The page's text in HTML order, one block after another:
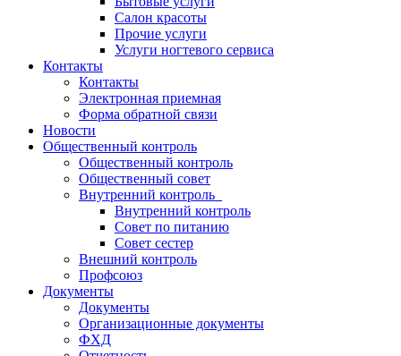
Салон красоты
Прочие услуги
Услуги ногтевого сервиса
Контакты
Контакты
Электронная приемная
Форма обратной связи
Новости
Общественный контроль
Общественный контроль
Общественный совет
Внутренний контроль
Внутренний контроль
Совет по питанию
Совет сестер
Внешний контроль
Профсоюз
Документы
Документы
Организационные документы
ФХД